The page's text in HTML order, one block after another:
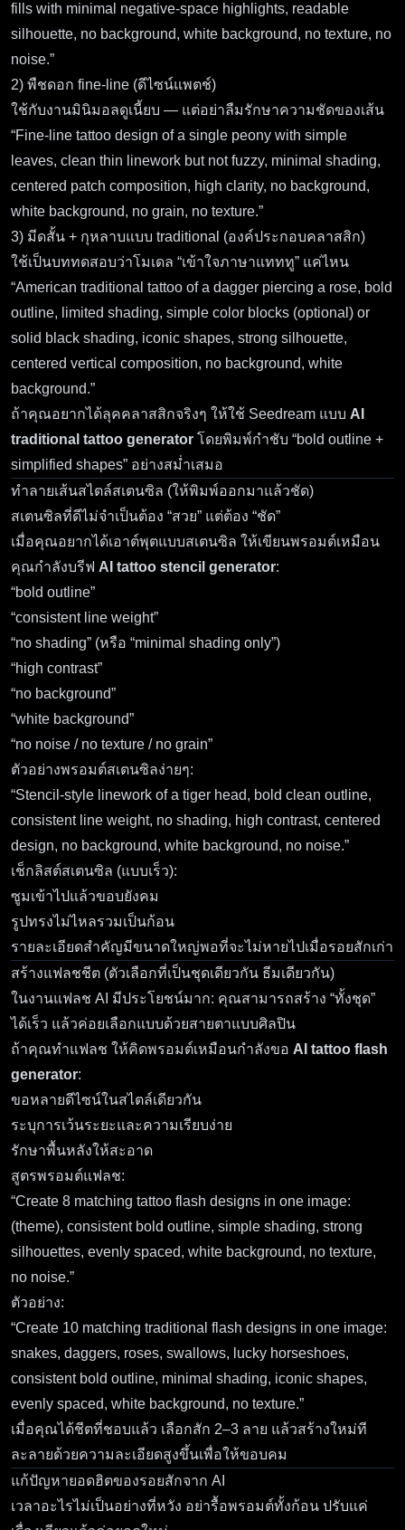
fills with minimal negative-space highlights, readable
silhouette, no background, white background, no texture, no
noise.”
2) พืชดอก fine-line (ดีไซน์แพตช์)
ใช้กับงานมินิมอลดูเนี้ยบ — แต่อย่าลืมรักษาความชัดของเส้น
“Fine-line tattoo design of a single peony with simple
leaves, clean thin linework but not fuzzy, minimal shading,
centered patch composition, high clarity, no background,
white background, no grain, no texture.”
3) มีดสั้น + กุหลาบแบบ traditional (องค์ประกอบคลาสสิก)
ใช้เป็นบททดสอบว่าโมเดล “เข้าใจภาษาแทททู” แค่ไหน
“American traditional tattoo of a dagger piercing a rose, bold
outline, limited shading, simple color blocks (optional) or
solid black shading, iconic shapes, strong silhouette,
centered vertical composition, no background, white
background.”
ถ้าคุณอยากได้ลุคคลาสสิกจริงๆ ให้ใช้ Seedream แบบ AI
traditional tattoo generator โดยพิมพ์กำชับ “bold outline +
simplified shapes” อย่างสม่ำเสมอ
ทำลายเส้นสไตล์สเตนซิล (ให้พิมพ์ออกมาแล้วชัด)
สเตนซิลที่ดีไม่จำเป็นต้อง “สวย” แต่ต้อง “ชัด”
เมื่อคุณอยากได้เอาต์พุตแบบสเตนซิล ให้เขียนพรอมต์เหมือน
คุณกำลังบรีฟ AI tattoo stencil generator:
“bold outline”
“consistent line weight”
“no shading” (หรือ “minimal shading only”)
“high contrast”
“no background”
“white background”
“no noise / no texture / no grain”
ตัวอย่างพรอมต์สเตนซิลง่ายๆ:
“Stencil-style linework of a tiger head, bold clean outline,
consistent line weight, no shading, high contrast, centered
design, no background, white background, no noise.”
เช็กลิสต์สเตนซิล (แบบเร็ว):
ซูมเข้าไปแล้วขอบยังคม
รูปทรงไม่ไหลรวมเป็นก้อน
รายละเอียดสำคัญมีขนาดใหญ่พอที่จะไม่หายไปเมื่อรอยสักเก่า
สร้างแฟลชชีต (ตัวเลือกที่เป็นชุดเดียวกัน ธีมเดียวกัน)
ในงานแฟลช AI มีประโยชน์มาก: คุณสามารถสร้าง “ทั้งชุด”
ได้เร็ว แล้วค่อยเลือกแบบด้วยสายตาแบบศิลปิน
ถ้าคุณทำแฟลช ให้คิดพรอมต์เหมือนกำลังขอ AI tattoo flash
generator:
ขอหลายดีไซน์ในสไตล์เดียวกัน
ระบุการเว้นระยะและความเรียบง่าย
รักษาพื้นหลังให้สะอาด
สูตรพรอมต์แฟลช:
“Create 8 matching tattoo flash designs in one image:
(theme), consistent bold outline, simple shading, strong
silhouettes, evenly spaced, white background, no texture,
no noise.”
ตัวอย่าง:
“Create 10 matching traditional flash designs in one image:
snakes, daggers, roses, swallows, lucky horseshoes,
consistent bold outline, minimal shading, iconic shapes,
evenly spaced, white background, no texture.”
เมื่อคุณได้ชีตที่ชอบแล้ว เลือกสัก 2–3 ลาย แล้วสร้างใหม่ที
ละลายด้วยความละเอียดสูงขึ้นเพื่อให้ขอบคม
แก้ปัญหายอดฮิตของรอยสักจาก AI
เวลาอะไรไม่เป็นอย่างที่หวัง อย่ารื้อพรอมต์ทั้งก้อน ปรับแค่